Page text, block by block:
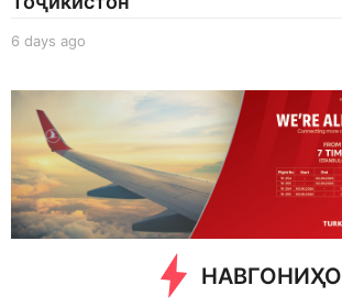
6 days ago
g
o
НАВГОНИҲО